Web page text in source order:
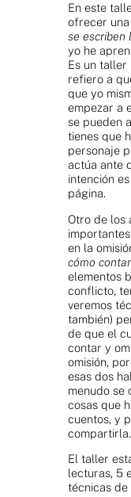
En este
ofrecer
se escriben
yo he
Es un taller
refiero a
que yo
empezar a
se pueden
tienes que
personaje
actúa ante
intención
página.
Otro de los
en la
cómo
elementos
conflicto,
veremos
también)
de que el
contar y
omisión,
esas dos
menudo se
cosas que
cuentos, y
compartirla.
El taller
lecturas, 5
técnicas de